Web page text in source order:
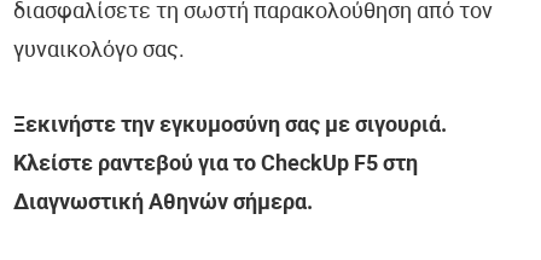
διασφαλίσετε τη σωστή παρακολούθηση από τον
γυναικολόγο σας.
Ξεκινήστε την εγκυμοσύνη σας με σιγουριά.
Κλείστε ραντεβού για το CheckUp F5 στη
Διαγνωστική Αθηνών σήμερα.